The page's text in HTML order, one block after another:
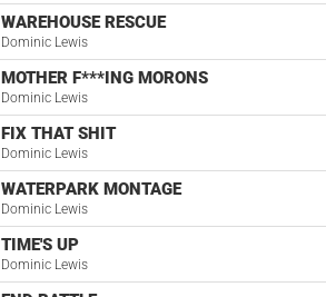
WAREHOUSE RESCUE
Dominic Lewis
MOTHER F***ING MORONS
Dominic Lewis
FIX THAT SHIT
Dominic Lewis
WATERPARK MONTAGE
Dominic Lewis
TIME'S UP
Dominic Lewis